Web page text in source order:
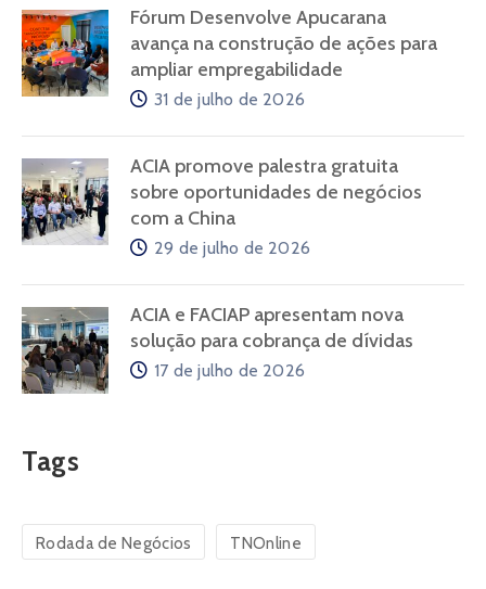
Fórum Desenvolve Apucarana
avança na construção de ações para
ampliar empregabilidade
31 de julho de 2026
ACIA promove palestra gratuita
sobre oportunidades de negócios
com a China
29 de julho de 2026
ACIA e FACIAP apresentam nova
solução para cobrança de dívidas
17 de julho de 2026
Tags
Rodada de Negócios TNOnline